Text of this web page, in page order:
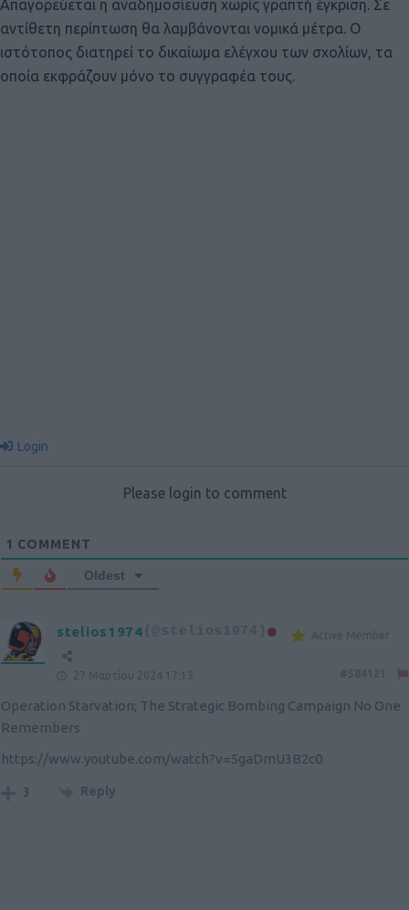
Απαγορεύεται η αναδημοσίευση χωρίς γραπτή έγκριση. Σε
αντίθετη περίπτωση θα λαμβάνονται νομικά μέτρα. Ο
ιστότοπος διατηρεί το δικαίωμα ελέγχου των σχολίων, τα
οποία εκφράζουν μόνο το συγγραφέα τους.
Login
Please login to comment
1 COMMENT
Oldest
stelios1974 Active Member
27 Μαρτίου 2024 17:15
Operation Starvation; The Strategic Bombing Campaign No One
Remembers
https://www.youtube.com/watch?v=5gaDmU3B2c0
3 Reply